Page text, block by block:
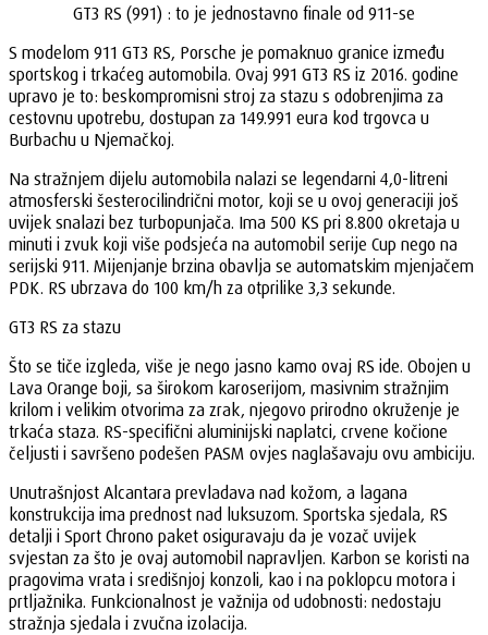
GT3 RS (991) : to je jednostavno finale od 911-se
S modelom 911 GT3 RS, Porsche je pomaknuo granice između
sportskog i trkaćeg automobila. Ovaj 991 GT3 RS iz 2016. godine
upravo je to: beskompromisni stroj za stazu s odobrenjima za
cestovnu upotrebu, dostupan za 149.991 eura kod trgovca u
Burbachu u Njemačkoj.
Na stražnjem dijelu automobila nalazi se legendarni 4,0-litreni
atmosferski šesterocilindrični motor, koji se u ovoj generaciji još
uvijek snalazi bez turbopunjača. Ima 500 KS pri 8.800 okretaja u
minuti i zvuk koji više podsjeća na automobil serije Cup nego na
serijski 911. Mijenjanje brzina obavlja se automatskim mjenjačem
PDK. RS ubrzava do 100 km/h za otprilike 3,3 sekunde.
GT3 RS za stazu
Što se tiče izgleda, više je nego jasno kamo ovaj RS ide. Obojen u
Lava Orange boji, sa širokom karoserijom, masivnim stražnjim
krilom i velikim otvorima za zrak, njegovo prirodno okruženje je
trkaća staza. RS-specifični aluminijski naplatci, crvene kočione
čeljusti i savršeno podešen PASM ovjes naglašavaju ovu ambiciju.
Unutrašnjost Alcantara prevladava nad kožom, a lagana
konstrukcija ima prednost nad luksuzom. Sportska sjedala, RS
detalji i Sport Chrono paket osiguravaju da je vozač uvijek
svjestan za što je ovaj automobil napravljen. Karbon se koristi na
pragovima vrata i središnjoj konzoli, kao i na poklopcu motora i
prtljažnika. Funkcionalnost je važnija od udobnosti: nedostaju
stražnja sjedala i zvučna izolacija.